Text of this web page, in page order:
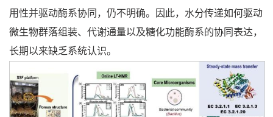
用性并驱动酶系协同，仍不明确。因此，水分传递如何驱动
微生物群落组装、代谢通量以及糖化功能酶系的协同表达，
长期以来缺乏系统认识。